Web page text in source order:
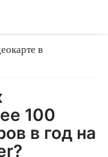
в
100
в год на